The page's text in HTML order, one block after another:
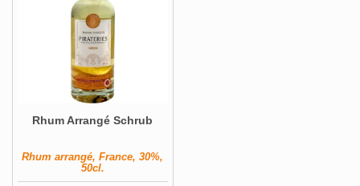
Rhum Arrangé Schrub
Rhum arrangé, France, 30%,
50cl.